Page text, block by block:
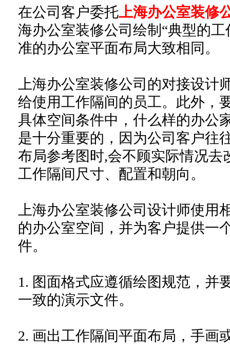
在公司客户委托上海办公室装修
海办公室装修公司绘制“典型的
准的办公室平面布局大致相同。
上海办公室装修公司的对接设
给使用工作隔间的员工。此外，
具体空间条件中，什么样的办公
是十分重要的，因为公司客户往
布局参考图时,会不顾实际情况
工作隔间尺寸、配置和朝向。
上海办公室装修公司设计师使
的办公室空间，并为客户提供一
件。
1. 图面格式应遵循绘图规范，并
一致的演示文件。
2. 画出工作隔间平面布局，手画